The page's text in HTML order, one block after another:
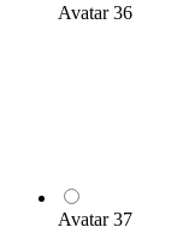
Avatar 36
Avatar 37